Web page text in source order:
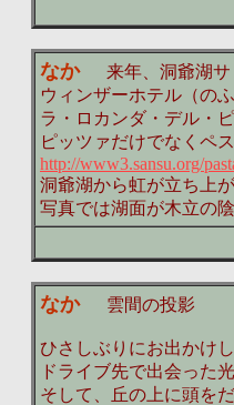
なか来年、洞爺湖サ
ウィンザーホテル（の
ラ・ロカンダ・デル・
ピッツァだけでなくペ
http://www3.sansu.org/
洞爺湖から虹が立ち上
写真では湖面が木立の
なか雲間の投影
ひさしぶりにお出かけし
ドライブ先で出会った
そして、丘の上に頭を